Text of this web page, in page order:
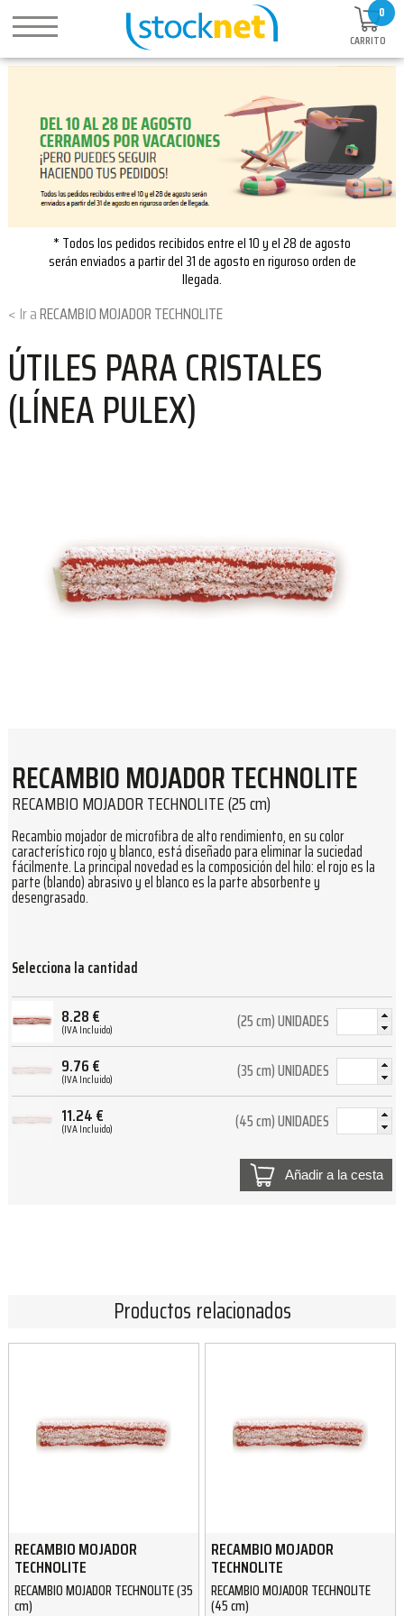
0
CARRITO
* Todos los pedidos recibidos entre el 10 y el 28 de agosto
serán enviados a partir del 31 de agosto en riguroso orden de
llegada.
RECAMBIO MOJADOR TECHNOLITE
ÚTILES PARA CRISTALES
(LÍNEA PULEX)
RECAMBIO MOJADOR TECHNOLITE
RECAMBIO MOJADOR TECHNOLITE (25 cm)
Recambio mojador de microfibra de alto rendimiento, en su color
característico rojo y blanco, está diseñado para eliminar la suciedad
fácilmente. La principal novedad es la composición del hilo: el rojo es la
parte (blando) abrasivo y el blanco es la parte absorbente y
desengrasado.
Selecciona la cantidad
8.28€
(IVA Incluido) (25 cm) UNIDADES
9.76€
(IVA Incluido) (35 cm) UNIDADES
11.24€
(IVA Incluido) (45 cm) UNIDADES
Añadir a la cesta
Productos relacionados
RECAMBIO MOJADOR
TECHNOLITE
RECAMBIO MOJADOR TECHNOLITE (35
cm)
RECAMBIO MOJADOR
TECHNOLITE
RECAMBIO MOJADOR TECHNOLITE
(45 cm)